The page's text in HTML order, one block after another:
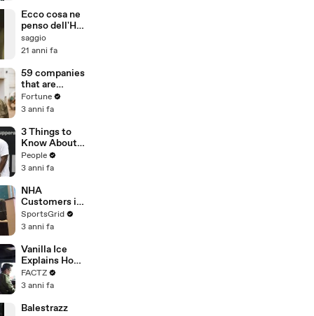
Ecco cosa ne
penso dell'Hip
Hop
saggio
21 anni fa
59 companies
that are
changing the
world: From
Chobani
Fortune
3 anni fa
3 Things to
Know About
Coco Gauff's
Parents
People
3 anni fa
NHA
Customers in
Limbo as
Company
Potential
Merger
SportsGrid
3 anni fa
Vanilla Ice
Explains How
the 90’s
Shaped
FACTZ
3 anni fa
Balestrazz